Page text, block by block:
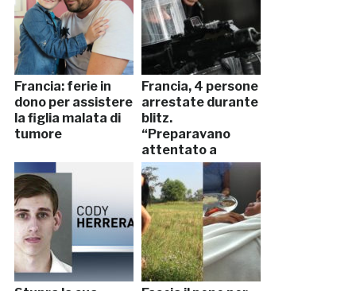
Francia: ferie in
dono per assistere
la figlia malata di
tumore
Francia, 4 persone
arrestate durante
blitz.
“Preparavano
attentato a
Parigi”